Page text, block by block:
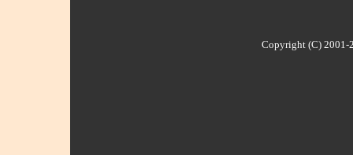
Copyright (C) 2001-